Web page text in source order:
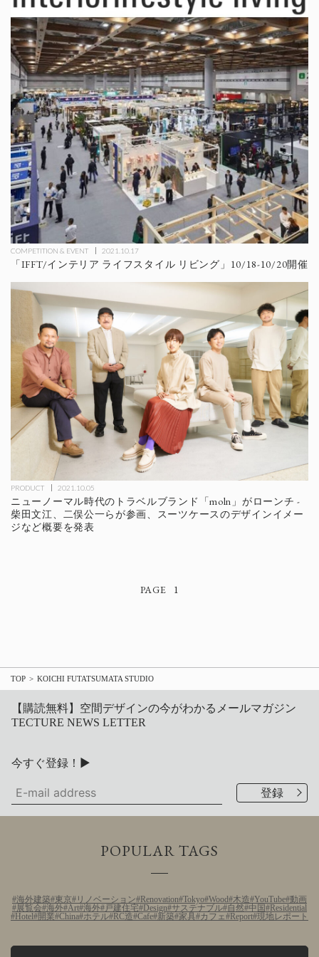
COMPETITION & EVENT 2021.10.17
「IFFT/インテリア ライフスタイル リビング」10/18-10/20開催
PRODUCT 2021.10.05
ニューノーマル時代のトラベルブランド「moln」がローンチ -
柴田文江、二俣公一らが参画、スーツケースのデザインイメー
ジなど概要を発表
1
TOP KOICHI FUTATSUMATA STUDIO
【購読無料】空間デザインの今がわかるメールマガジン
TECTURE NEWS LETTER
今すぐ登録！▶
POPULAR TAGS
海外建築 東京 リノベーション Renovation Tokyo Wood 木造 YouTube 動画
展覧会 海外 Art 海外 戸建住宅 Design サステナブル 自然 中国 Residential
Hotel 開業 China ホテル RC造 Cafe 新築 家具 カフェ Report 現地レポート